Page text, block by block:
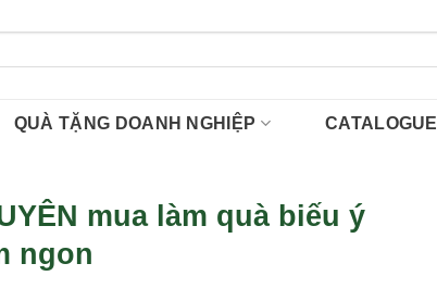
QUÀ TẶNG DOANH NGHIỆP CATALOGUE
mua làm quà biếu ý
ngon